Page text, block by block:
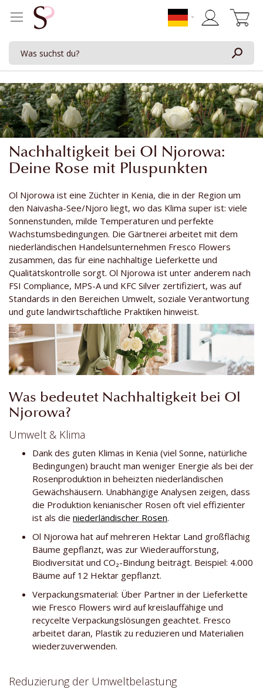
Nachhaltigkeit bei Ol Njorowa:
Deine Rose mit Pluspunkten
Ol Njorowa ist eine Züchter in Kenia, die in der Region um
den Naivasha-See/Njoro liegt, wo das Klima super ist: viele
Sonnenstunden, milde Temperaturen und perfekte
Wachstumsbedingungen. Die Gärtnerei arbeitet mit dem
niederländischen Handelsunternehmen Fresco Flowers
zusammen, das für eine nachhaltige Lieferkette und
Qualitätskontrolle sorgt. Ol Njorowa ist unter anderem nach
FSI Compliance, MPS-A und KFC Silver zertifiziert, was auf
Standards in den Bereichen Umwelt, soziale Verantwortung
und gute landwirtschaftliche Praktiken hinweist.
Was bedeutet Nachhaltigkeit bei Ol
Njorowa?
Umwelt & Klima
Dank des guten Klimas in Kenia (viel Sonne, natürliche
Bedingungen) braucht man weniger Energie als bei der
Rosenproduktion in beheizten niederländischen
Gewächshäusern. Unabhängige Analysen zeigen, dass
die Produktion kenianischer Rosen oft viel effizienter
ist als die niederländischer Rosen.
Ol Njorowa hat auf mehreren Hektar Land großflächig
Bäume gepflanzt, was zur Wiederaufforstung,
Biodiversität und CO₂-Bindung beiträgt. Beispiel: 4.000
Bäume auf 12 Hektar gepflanzt.
Verpackungsmaterial: Über Partner in der Lieferkette
wie Fresco Flowers wird auf kreislauffähige und
recycelte Verpackungslösungen geachtet. Fresco
arbeitet daran, Plastik zu reduzieren und Materialien
wiederzuverwenden.
Reduzierung der Umweltbelastung